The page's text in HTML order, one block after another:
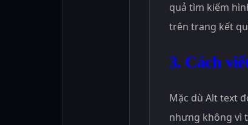
quả tìm kiếm
trên trang kết
3. Cách
Mặc dù Alt text
nhưng không vì